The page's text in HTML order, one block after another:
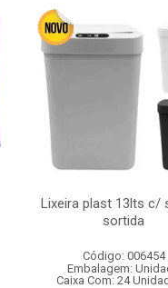
Lixeira plast 13lts c/
sortida
Código: 006454
Embalagem:
Caixa Com: 24